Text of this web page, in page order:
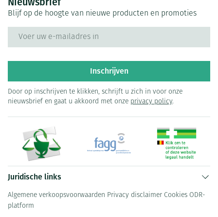
Blijf op de hoogte van nieuwe producten en promoties
Inschrijven
Door op inschrijven te klikken, schrijft u zich in voor onze
nieuwsbrief en gaat u akkoord met onze privacy policy.
Juridische links
Algemene verkoopsvoorwaarden Privacy disclaimer Cookies ODR-
platform